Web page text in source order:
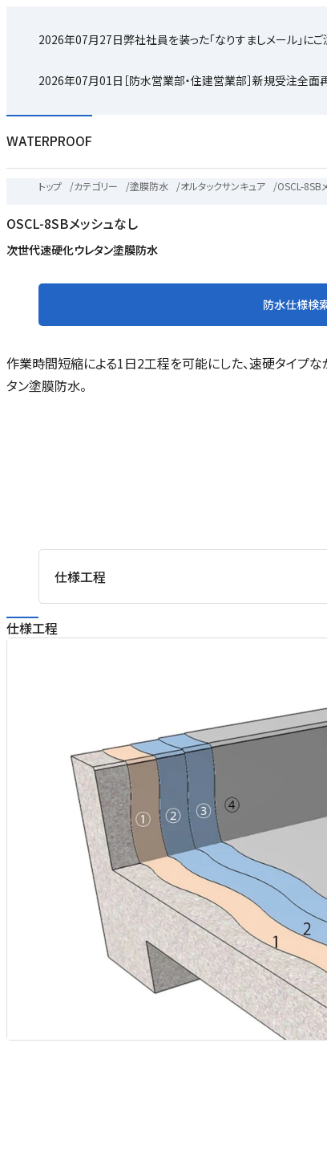
2026年07月27日弊社社員を装った「なりすましメール」に
2026年07月01日 ［防水営業部・住建営業部］新規受注全面
WATERPROOF
トップ /カテゴリー /塗膜防水 /オルタックサンキュア /OSCL-8SB
OSCL-8SBメッシュなし
次世代速硬化ウレタン塗膜防水
防水仕様検
作業時間短縮による1日2工程を可能にした、速硬タイプ
タン塗膜防水。
仕様工程
仕様工程